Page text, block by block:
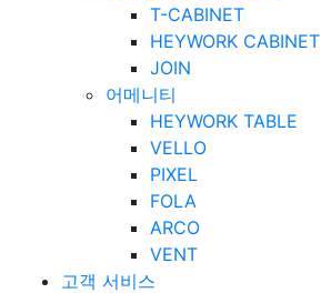
T-CABINET
HEYWORK CABINET
JOIN
어메니티
HEYWORK TABLE
VELLO
PIXEL
FOLA
ARCO
VENT
고객 서비스